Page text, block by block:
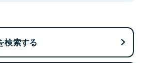
検索する